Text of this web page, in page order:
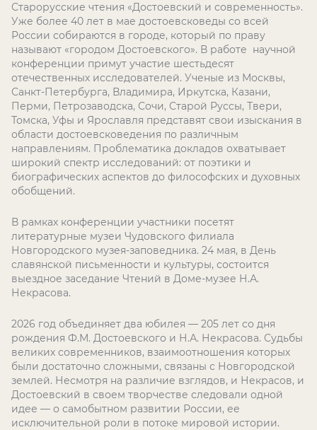
Старорусские чтения «Достоевский и современность».
Уже более 40 лет в мае достоевсковеды со всей
России собираются в городе, который по праву
называют «городом Достоевского». В работе научной
конференции примут участие шестьдесят
отечественных исследователей. Ученые из Москвы,
Санкт-Петербурга, Владимира, Иркутска, Казани,
Перми, Петрозаводска, Сочи, Старой Руссы, Твери,
Томска, Уфы и Ярославля представят свои изыскания в
области достоевсковедения по различным
направлениям. Проблематика докладов охватывает
широкий спектр исследований: от поэтики и
биографических аспектов до философских и духовных
обобщений.
В рамках конференции участники посетят
литературные музеи Чудовского филиала
Новгородского музея-заповедника. 24 мая, в День
славянской письменности и культуры, состоится
выездное заседание Чтений в Доме-музее Н.А.
Некрасова.
2026 год объединяет два юбилея — 205 лет со дня
рождения Ф.М. Достоевского и Н.А. Некрасова. Судьбы
великих современников, взаимоотношения которых
были достаточно сложными, связаны с Новгородской
землей. Несмотря на различие взглядов, и Некрасов, и
Достоевский в своем творчестве следовали одной
идее — о самобытном развитии России, ее
исключительной роли в потоке мировой истории.